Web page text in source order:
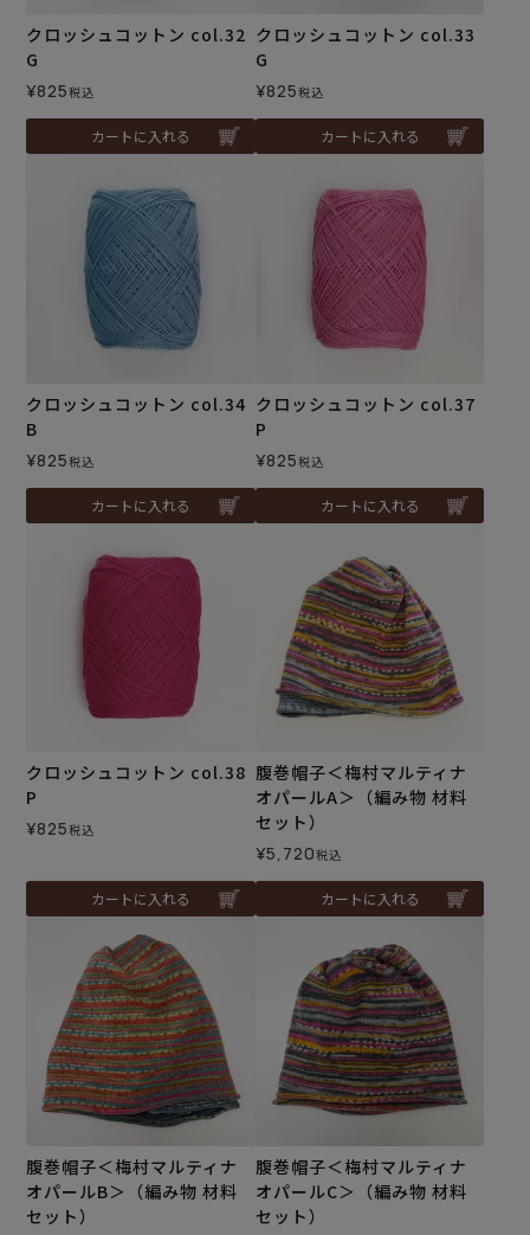
クロッシュコットン col.32
G
¥825税込
カートに入れる
クロッシュコットン col.33
G
¥825税込
カートに入れる
クロッシュコットン col.34
B
¥825税込
カートに入れる
クロッシュコットン col.37
P
¥825税込
カートに入れる
クロッシュコットン col.38
P
¥825税込
カートに入れる
腹巻帽子＜梅村マルティナ
オパールA＞（編み物 材料
セット）
¥5,720税込
カートに入れる
腹巻帽子＜梅村マルティナ
オパールB＞（編み物 材料
セット）
腹巻帽子＜梅村マルティナ
オパールC＞（編み物 材料
セット）